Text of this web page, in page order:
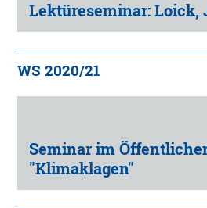
Lektüreseminar: Loick,
WS 2020/21
Seminar im
"Klimaklagen"